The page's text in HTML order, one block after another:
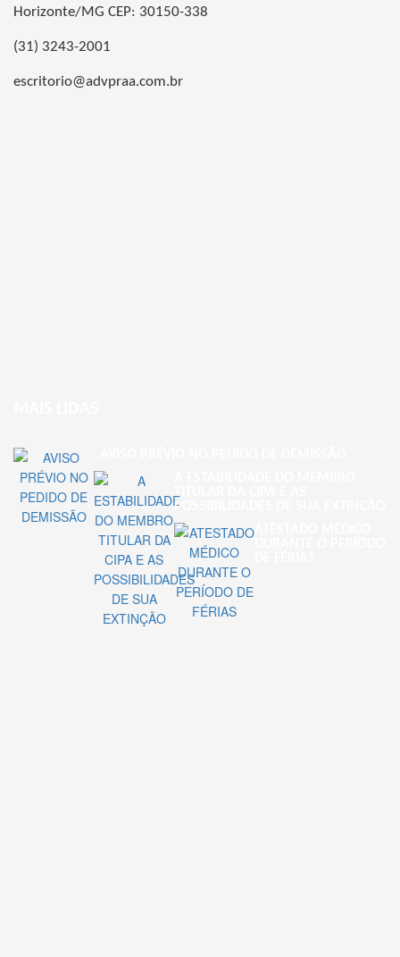
Horizonte/MG CEP: 30150-338
(31) 3243-2001
escritorio@advpraa.com.br
POSSIBILIDADES DE SUA EXTINÇÃO